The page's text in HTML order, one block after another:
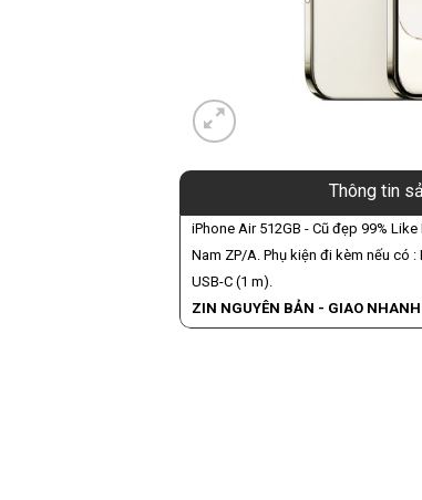
Thông tin
iPhone Air 512GB - Cũ đẹp 99%
Nam ZP/A. Phụ kiện đi kèm nếu có
USB-C (1 m).
ZIN NGUYÊN BẢN - GIAO NHANH